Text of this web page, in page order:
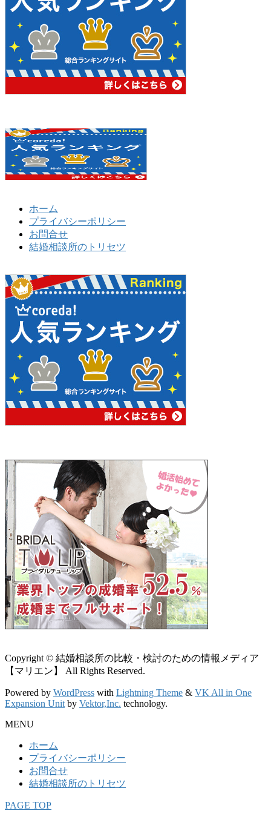
ホーム
プライバシーポリシー
お問合せ
結婚相談所のトリセツ
Copyright © 結婚相談所の比較・検討のための情報メディア
【マリエン】 All Rights Reserved.
Powered by WordPress with Lightning Theme & VK All in One
Expansion Unit by Vektor,Inc. technology.
MENU
ホーム
プライバシーポリシー
お問合せ
結婚相談所のトリセツ
PAGE TOP